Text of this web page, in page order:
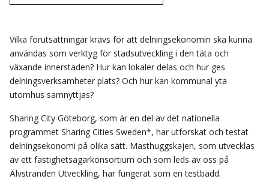
Vilka förutsättningar krävs för att delningsekonomin ska kunna
användas som verktyg för stadsutveckling i den täta och
växande innerstaden? Hur kan lokaler delas och hur ges
delningsverksamheter plats? Och hur kan kommunal yta
utomhus samnyttjas?
Sharing City Göteborg, som är en del av det nationella
programmet Sharing Cities Sweden*, har utforskat och testat
delningsekonomi på olika sätt. Masthuggskajen, som utvecklas
av ett fastighetsägarkonsortium och som leds av oss på
Älvstranden Utveckling, har fungerat som en testbädd.